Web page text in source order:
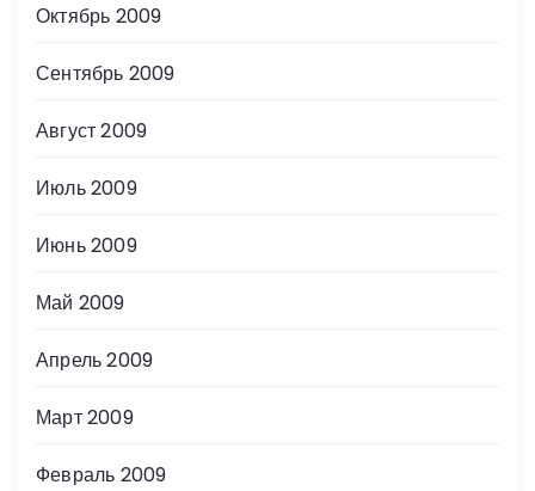
Октябрь 2009
Сентябрь 2009
Август 2009
Июль 2009
Июнь 2009
Май 2009
Апрель 2009
Март 2009
Февраль 2009